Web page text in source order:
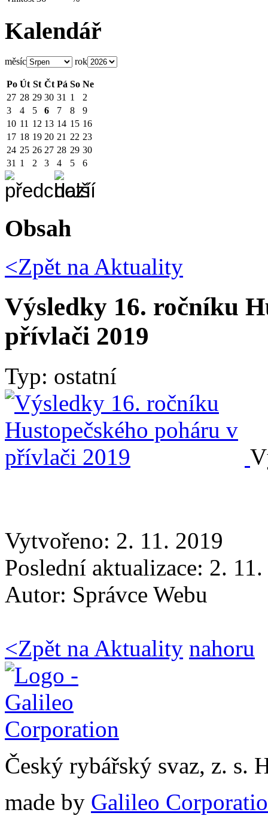
Kalendář
měsíc rok
Po Út St Čt Pá So Ne
27 28 29 30 31 1
2
3
4 5 6 7 8
9
10 11 12 13 14 15 16
17 18 19 20 21 22 23
24 25 26 27 28 29 30
31 1 2 3 4 5 6
Obsah
<Zpět na Aktuality
Výsledky 16. ročníku
přívlači 2019
Typ: ostatní
Vytvořeno: 2. 11. 2019
Poslední aktualizace: 2.
Autor: Správce Webu
<Zpět na Aktuality nahoru
Český rybářský svaz, z. s.
made by Galileo